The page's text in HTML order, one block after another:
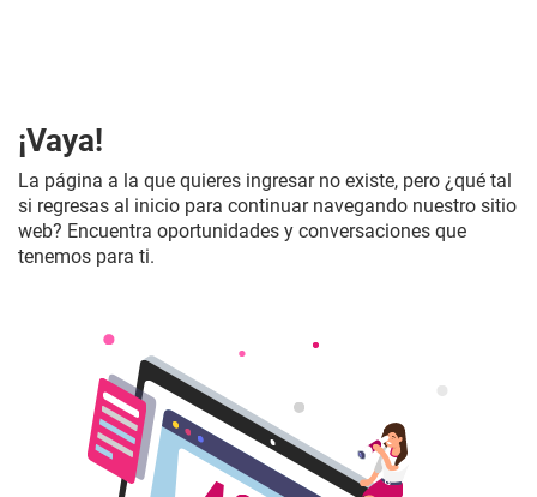
¡Vaya!
La página a la que quieres ingresar no existe, pero ¿qué tal
si regresas al inicio para continuar navegando nuestro sitio
web? Encuentra oportunidades y conversaciones que
tenemos para ti.